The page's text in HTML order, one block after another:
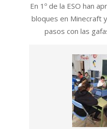
29
En 1º de la ESO han
bloques en Minecraft
pasos con las